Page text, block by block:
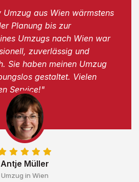
Antje Müller
Umzug in Wien
Umzug aus Wien wärmstens
Planung bis zur
Umzugs nach Wien war
zuverlässig und
Sie haben meinen Umzug
gestaltet. Vielen
Service!"